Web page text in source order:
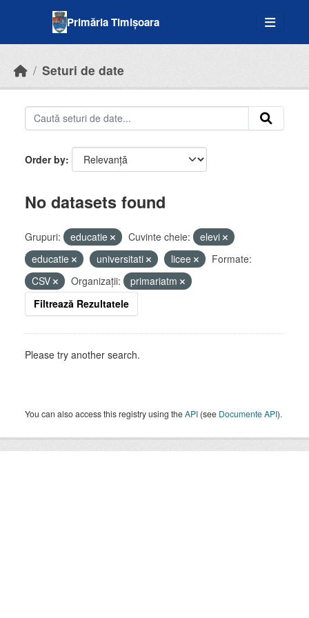
Primăria Timișoara
Seturi de date
Order by
No datasets found
Grupuri: educatie Cuvinte cheie:
elevi
educatie
universitati licee
Formate:
CSV
Organizații:
primariatm
Filtrează Rezultatele
Please try another search.
You can also access this registry using theAPI (see Documente API).